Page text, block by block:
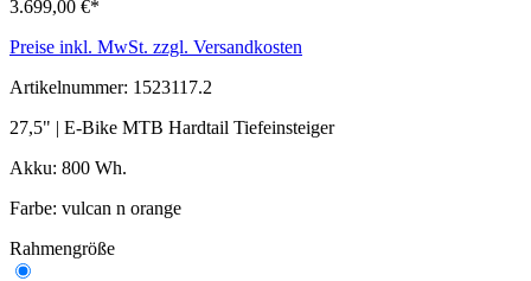
3.699,00 €*
Preise inkl. MwSt. zzgl. Versandkosten
Artikelnummer: 1523117.2
27,5" | E-Bike MTB Hardtail Tiefeinsteiger
Akku: 800 Wh.
Farbe: vulcan n orange
Rahmengröße